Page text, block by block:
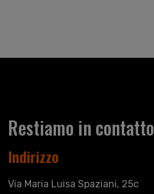
Restiamo in contatto
Indirizzo
Via Maria Luisa Spaziani, 25c